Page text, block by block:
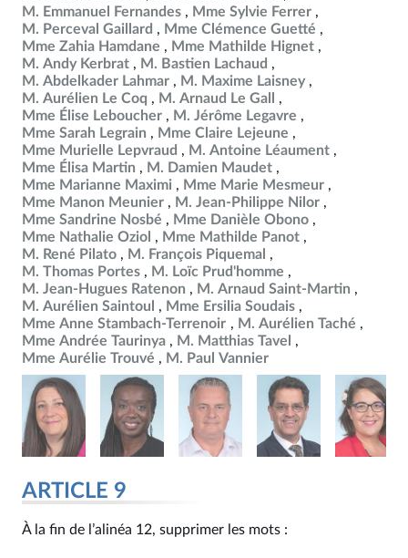
M. Emmanuel Fernandes
Mme Sylvie Ferrer
M. Perceval Gaillard
Mme Clémence Guetté
Mme Zahia Hamdane
Mme Mathilde Hignet
M. Andy Kerbrat
M. Bastien Lachaud
M. Abdelkader Lahmar
M. Maxime Laisney
M. Aurélien Le Coq
M. Arnaud Le Gall
Mme Élise Leboucher
M. Jérôme Legavre
Mme Sarah Legrain
Mme Claire Lejeune
Mme Murielle Lepvraud
M. Antoine Léaument
Mme Élisa Martin
M. Damien Maudet
Mme Marianne Maximi
Mme Marie Mesmeur
Mme Manon Meunier
M. Jean-Philippe Nilor
Mme Sandrine Nosbé
Mme Danièle Obono
Mme Nathalie Oziol
Mme Mathilde Panot
M. René Pilato
M. François Piquemal
M. Thomas Portes
M. Loïc Prud'homme
M. Jean-Hugues Ratenon
M. Arnaud Saint-Martin
M. Aurélien Saintoul
Mme Ersilia Soudais
Mme Anne Stambach-Terrenoir
M. Aurélien Taché
Mme Andrée Taurinya
M. Matthias Tavel
Mme Aurélie Trouvé
M. Paul Vannier
ARTICLE 9
À la fin de l’alinéa 12, supprimer les mots :